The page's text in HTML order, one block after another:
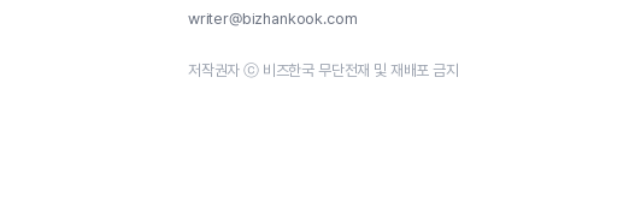
writer@bizhankook.com
저작권자 ⓒ 비즈한국 무단전재 및 재배포 금지